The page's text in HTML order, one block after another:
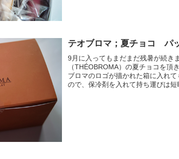
テオブロマ；夏チョコ パ
9月に入ってもまだまだ残暑が続き
（THÉOBROMA）の夏チョコを頂
ブロマのロゴが描かれた箱に入れ
ので、保冷剤を入れて持ち運びは短